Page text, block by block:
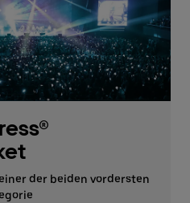
der beiden vordersten